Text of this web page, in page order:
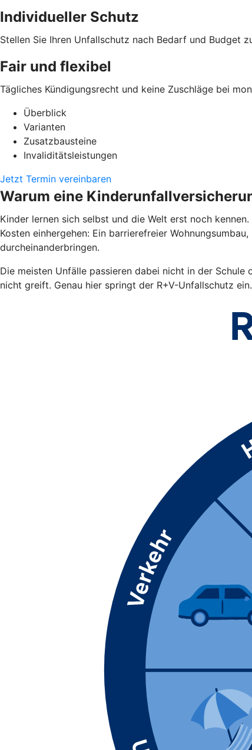
Individueller Schutz
Stellen Sie Ihren Unfallschutz nach Bedarf und Budget
Fair und flexibel
Tägliches Kündigungsrecht und keine Zuschläge bei
Überblick
Varianten
Zusatzbausteine
Invaliditätsleistungen
Jetzt Termin vereinbaren
Warum eine
Kinder lernen sich selbst und die Welt erst noch
Kosten einhergehen: Ein barrierefreier
durcheinanderbringen.
Die meisten Unfälle passieren dabei nicht in der
nicht greift. Genau hier springt der R+V-Unfallschutz ein.